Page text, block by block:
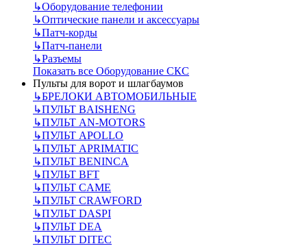
↳Оборудование телефонии
↳Оптические панели и аксессуары
↳Патч-корды
↳Патч-панели
↳Разъемы
Показать все Оборудование СКС
Пульты для ворот и шлагбаумов
↳БРЕЛОКИ АВТОМОБИЛЬНЫЕ
↳ПУЛЬТ BAISHENG
↳ПУЛЬТ AN-MOTORS
↳ПУЛЬТ APOLLO
↳ПУЛЬТ APRIMATIC
↳ПУЛЬТ BENINCA
↳ПУЛЬТ BFT
↳ПУЛЬТ CAME
↳ПУЛЬТ CRAWFORD
↳ПУЛЬТ DASPI
↳ПУЛЬТ DEA
↳ПУЛЬТ DITEC